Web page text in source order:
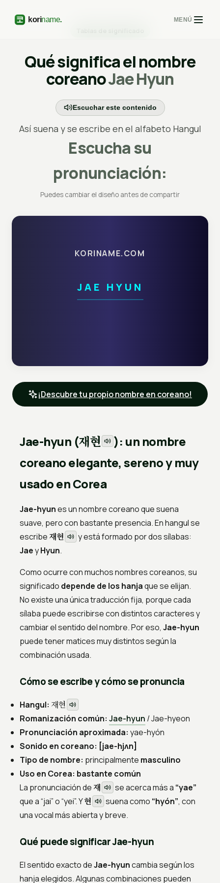
MENÚ
Qué significa el nombre
coreanoJae Hyun
Escuchar este contenido
Así suena y se escribe en el alfabeto Hangul
Escucha su
pronunciación:
Puedes cambiar el diseño antes de compartir
KORINAME.COM
JAE HYUN
¡Descubre tu propio nombre en coreano!
Jae-hyun (재현
): un nombre
coreano elegante, sereno y muy
usado en Corea
Jae-hyunes un nombre coreano que suena
suave, pero con bastante presencia. En hangul se
escribe 재현
y está formado por dos sílabas:
JaeyHyun.
Como ocurre con muchos nombres coreanos, su
significado depende de los hanjaque se elijan.
No existe una única traducción fija, porque cada
sílaba puede escribirse con distintos caracteres y
cambiar el sentido del nombre. Por eso, Jae-hyun
puede tener matices muy distintos según la
combinación usada.
Cómo se escribe y cómo se pronuncia
Hangul: 재현
Romanización común: Jae-hyun / Jae-hyeon
Pronunciación aproximada: yae-hyón
Sonido en coreano: [jae-hjʌn]
Tipo de nombre: principalmente masculino
Uso en Corea: bastante común
La pronunciación de 재 se acerca más a “yae”
que a “jai” o “yei”. Y현 suena como “hyón”, con
una vocal más abierta y breve.
Qué puede significar Jae-hyun
El sentido exacto deJae-hyuncambia según los
hanja elegidos. Algunas combinaciones pueden